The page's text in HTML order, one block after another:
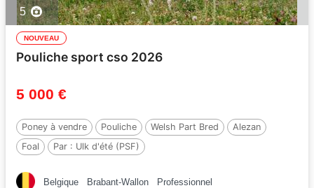
5
NOUVEAU
Pouliche sport cso 2026
5 000 €
Poney à vendre Pouliche Welsh Part Bred
Alezan
Foal
Par : Ulk d'été (PSF)
Belgique Brabant-Wallon Professionnel